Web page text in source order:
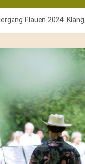
Plauen 2024: